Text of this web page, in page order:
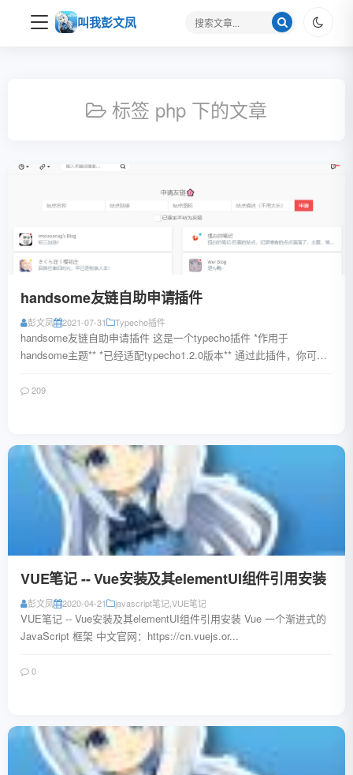
叫我彭文凤
搜
标签 php 下的文章
handsome友链自助申请插件
彭文凤 2021-07-31 Typecho插件
handsome友链自助申请插件 这是一个typecho插件 *作用于
handsome主题** *已经适配typecho1.2.0版本** 通过此插件，你可以
209
VUE笔记 -- Vue安装及其elementUI组件引用安装
彭文凤 2020-04-21 javascript笔记VUE笔记
VUE笔记 -- Vue安装及其elementUI组件引用安装 Vue 一个渐进式的
JavaScript 框架 中文官网：https://cn.vuejs.or...
0